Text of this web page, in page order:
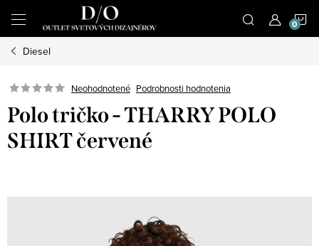
obsah
Diesel
Neohodnotené Podrobnosti hodnotenia
Polo tričko - THARRY POLO
SHIRT červené